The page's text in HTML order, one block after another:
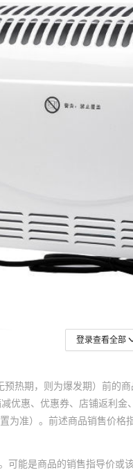
登录查看全部
热期，则为爆发期）前
惠、优惠券、店铺返利
准）。前述商品销售价
能是商品的销售指导价或